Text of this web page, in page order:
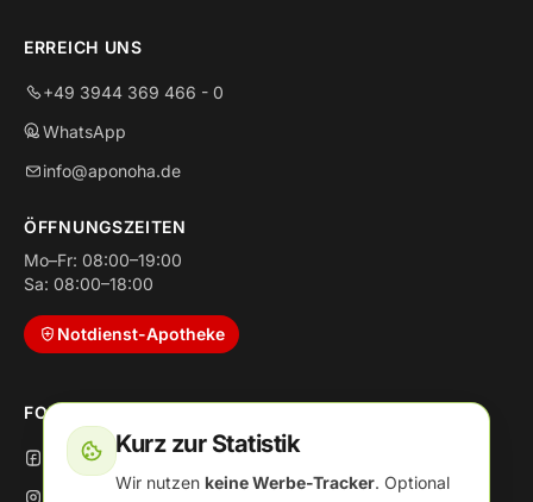
ERREICH UNS
+49 3944 369 466 - 0
WhatsApp
info@aponoha.de
ÖFFNUNGSZEITEN
Mo–Fr: 08:00–19:00
Sa: 08:00–18:00
Notdienst-Apotheke
FOLGE UNS
FacebookKurz zur Statistik
Wir nutzen keine Werbe-Tracker. Optional